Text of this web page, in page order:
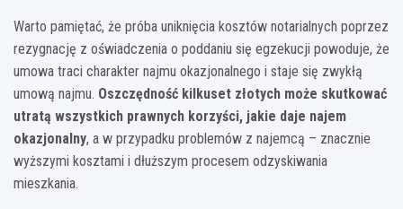
Warto pamiętać, że próba uniknięcia kosztów notarialnych poprzez
rezygnację z oświadczenia o poddaniu się egzekucji powoduje, że
umowa traci charakter najmu okazjonalnego i staje się zwykłą
umową najmu. Oszczędność kilkuset złotych może skutkować
utratą wszystkich prawnych korzyści, jakie daje najem
okazjonalny, a w przypadku problemów z najemcą – znacznie
wyższymi kosztami i dłuższym procesem odzyskiwania
mieszkania.